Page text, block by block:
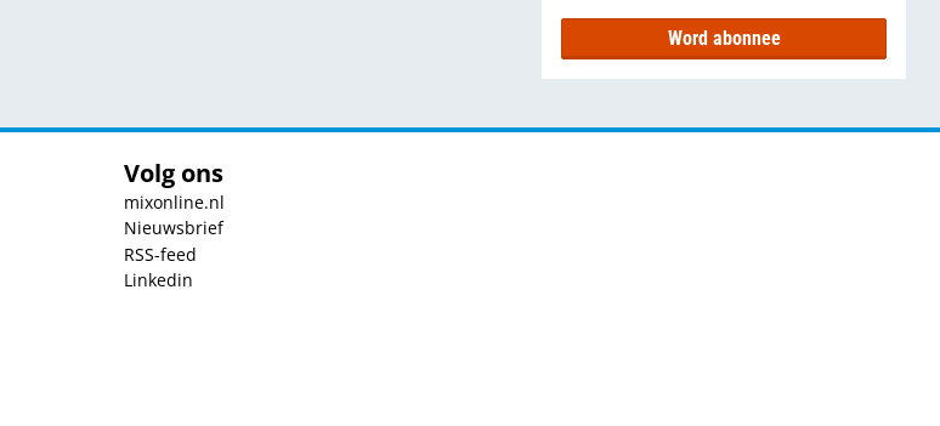
Word abonnee
Volg ons
mixonline.nl
Nieuwsbrief
RSS-feed
Linkedin